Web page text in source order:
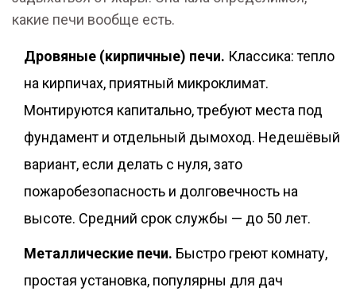
какие печи вообще есть.
Дровяные (кирпичные) печи. Классика: тепло
на кирпичах, приятный микроклимат.
Монтируются капитально, требуют места под
фундамент и отдельный дымоход. Недешёвый
вариант, если делать с нуля, зато
пожаробезопасность и долговечность на
высоте. Средний срок службы — до 50 лет.
Металлические печи. Быстро греют комнату,
простая установка, популярны для дач